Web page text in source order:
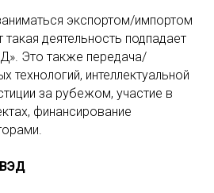
экспортом/импортом
деятельность подпадает
Это также передача/
технологий, интеллектуальной
за рубежом, участие в
финансирование